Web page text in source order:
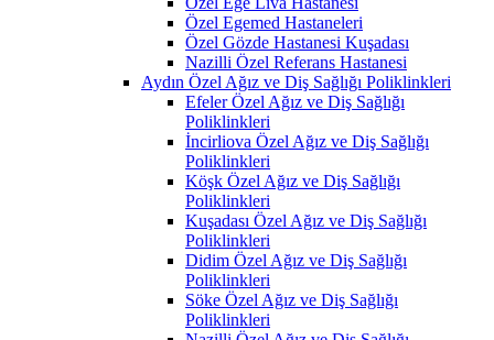
Özel Egemed Hastaneleri
Özel Gözde Hastanesi Kuşadası
Nazilli Özel Referans Hastanesi
Aydın Özel Ağız ve Diş Sağlığı Poliklinkleri
Efeler Özel Ağız ve Diş Sağlığı
Poliklinkleri
İncirliova Özel Ağız ve Diş Sağlığı
Poliklinkleri
Köşk Özel Ağız ve Diş Sağlığı
Poliklinkleri
Kuşadası Özel Ağız ve Diş Sağlığı
Poliklinkleri
Didim Özel Ağız ve Diş Sağlığı
Poliklinkleri
Söke Özel Ağız ve Diş Sağlığı
Poliklinkleri